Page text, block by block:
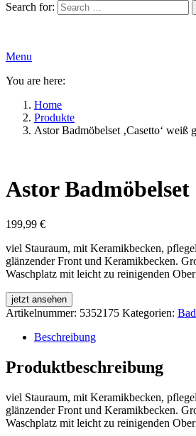
Search for:
Menu
You are here:
Home
Produkte
Astor Badmöbelset ‚Casetto‘
Astor
199,99 €
viel Stauraum, mit Keramikbecken,
glänzender Front und Keramikbecken.
Waschplatz mit leicht zu reinigenden
jetzt ansehen
Artikelnummer: 5352175 Kategorien:
Beschreibung
Produktbeschreibung
viel Stauraum, mit Keramikbecken,
glänzender Front und Keramikbecken.
Waschplatz mit leicht zu reinigenden